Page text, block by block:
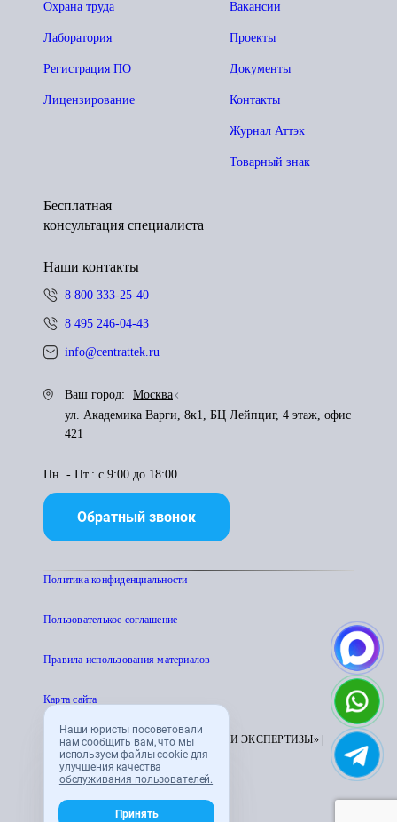
Наши юристы посоветовали
нам сообщить вам, что мы
используем файлы cookie для
улучшения качества
обслуживания пользователей.
Принять
Вакансии
Проекты
Документы
Контакты
Журнал Аттэк
Товарный знак
Охрана труда
Лаборатория
Регистрация ПО
Лицензирование
Бесплатная
консультация специалиста
Наши контакты
8 800 333-25-40
8 495 246-04-43
info@centrattek.ru
Ваш город:
Москва
ул. Академика Варги, 8к1, БЦ Лейпциг, 4 этаж, офис
421
Пн. - Пт.: с 9:00 до 18:00
Обратный звонок
Политика конфиденциальности
Пользователькое соглашение
Правила использования материалов
Карта сайта
© 1995 - 2026 «ЦЕНТР АТТЕСТАЦИИ И ЭКСПЕРТИЗЫ» |
CENTRATTEK.RU